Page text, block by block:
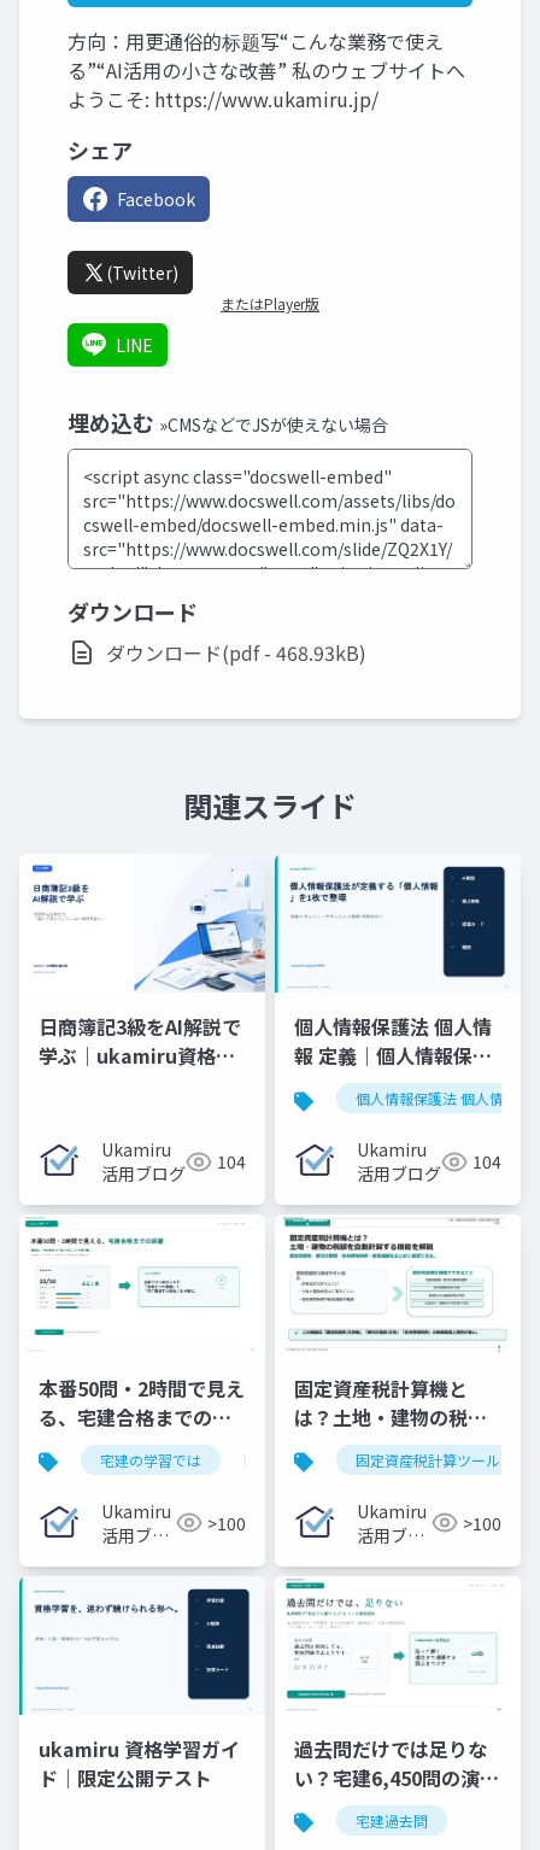
方向：用更通俗的标题写“こんな業務で使え
る”“AI活用の小さな改善” 私のウェブサイトへ
ようこそ: https://www.ukamiru.jp/
シェア
Facebook
(Twitter)
またはPlayer版
LINE
埋め込む »CMSなどでJSが使えない場合
ダウンロード
ダウンロード(pdf - 468.93kB)
関連スライド
日商簿記3級をAI解説で
学ぶ｜ukamiru資格試
Ukamiru
活用ブログ
104
個人情報保護法 個人情
報 定義｜個人情報保護
法が定義する「個人情
報」を1枚で整理
個人情報保護法 個人情報 定
Ukamiru
活用ブログ
104
本番50問・2時間で見え
る、宅建合格までの距
離
宅建の学習では 宅建試験
Ukamiru
活用ブロ
>100
固定資産税計算機と
は？土地・建物の税額
を自動計算固定資産税計算ツール
Ukamiru
活用ブロ
>100
ukamiru 資格学習ガイ
ド｜限定公開テスト
過去問だけでは足りな
い？宅建6,450問の演習
設計
宅建過去問